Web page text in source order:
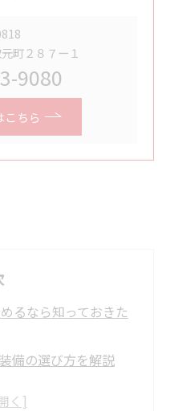
町２８７ー１
9080
こちら
るなら知っておきた
備の選び方を解説